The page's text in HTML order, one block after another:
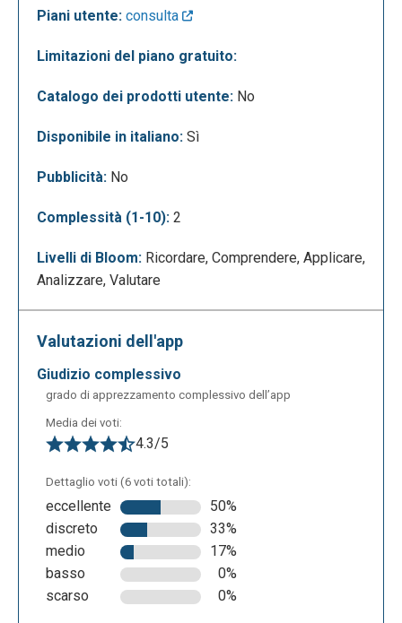
Moduli mette a disposizione dell’utente anche la
tramite la tendina illustrata nell’immagine qui sotto.
Piani utente: consulta
Limitazioni del piano gratuito:
Catalogo dei prodotti utente: No
Disponibile in italiano: Sì
Pubblicità: No
Complessità (1-10): 2
Livelli di Bloom: Ricordare, Comprendere, Applicare,
Analizzare, Valutare
Valutazioni dell'app
giudizio complessivo
grado di apprezzamento complessivo dell’app
Media dei voti:
4.3/5
Dettaglio voti (6 voti totali):
eccellente
50%
discreto
33%
medio
17%
basso
0%
scarso
0%